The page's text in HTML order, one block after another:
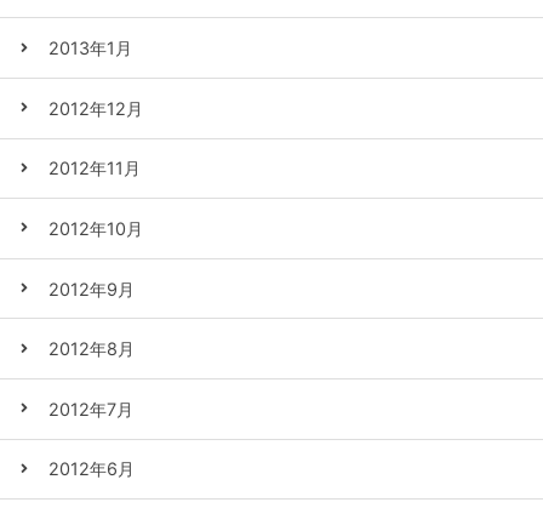
2013年1月
2012年12月
2012年11月
2012年10月
2012年9月
2012年8月
2012年7月
2012年6月